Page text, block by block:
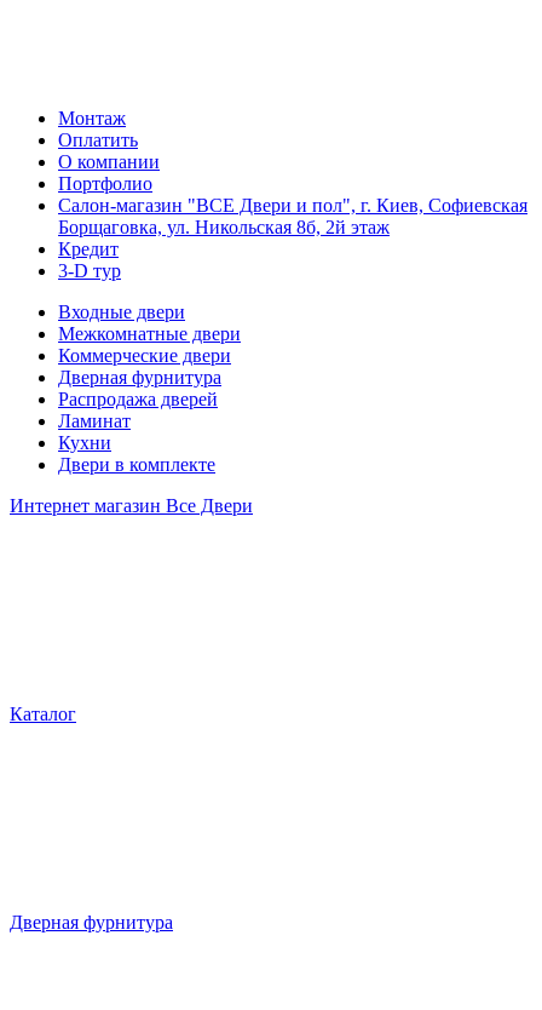
Монтаж
Оплатить
О компании
Портфолио
Салон-магазин "ВСЕ Двери и пол", г. Киев, Софиевская
Борщаговка, ул. Никольская 8б, 2й этаж
Кредит
3-D тур
Входные двери
Межкомнатные двери
Коммерческие двери
Дверная фурнитура
Распродажа дверей
Ламинат
Кухни
Двери в комплекте
Интернет магазин Все Двери
Каталог
Дверная фурнитура